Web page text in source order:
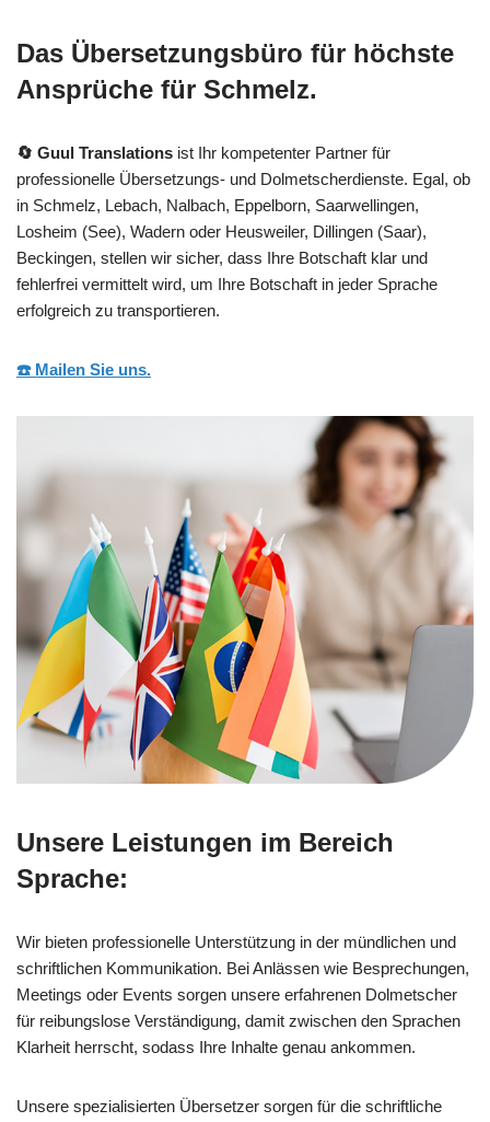
Das Übersetzungsbüro für höchste
Ansprüche für Schmelz.
🔄 Guul Translations ist Ihr kompetenter Partner für
professionelle Übersetzungs- und Dolmetscherdienste. Egal, ob
in Schmelz, Lebach, Nalbach, Eppelborn, Saarwellingen,
Losheim (See), Wadern oder Heusweiler, Dillingen (Saar),
Beckingen, stellen wir sicher, dass Ihre Botschaft klar und
fehlerfrei vermittelt wird, um Ihre Botschaft in jeder Sprache
erfolgreich zu transportieren.
☎️ Mailen Sie uns.
Unsere Leistungen im Bereich
Sprache:
Wir bieten professionelle Unterstützung in der mündlichen und
schriftlichen Kommunikation. Bei Anlässen wie Besprechungen,
Meetings oder Events sorgen unsere erfahrenen Dolmetscher
für reibungslose Verständigung, damit zwischen den Sprachen
Klarheit herrscht, sodass Ihre Inhalte genau ankommen.
Unsere spezialisierten Übersetzer sorgen für die schriftliche